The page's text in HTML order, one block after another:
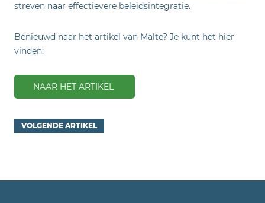
streven naar effectievere beleidsintegratie.
Benieuwd naar het artikel van Malte? Je kunt het hier
vinden:
NAAR HET ARTIKEL
VOLGENDE ARTIKEL